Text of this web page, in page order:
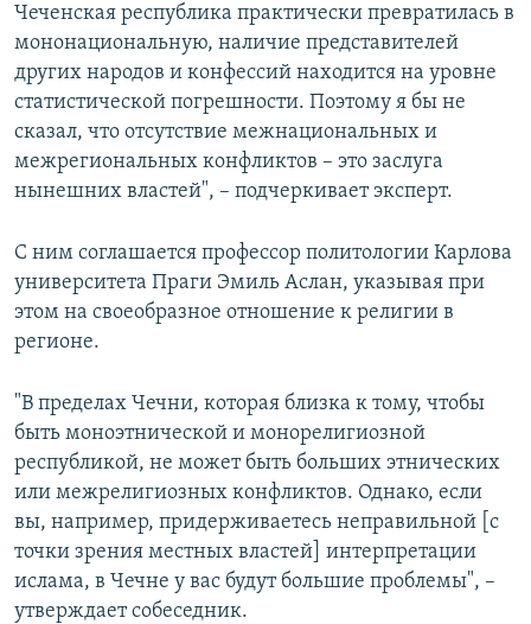
Чеченская республика практически превратилась в
мононациональную, наличие представителей
других народов и конфессий находится на уровне
статистической погрешности. Поэтому я бы не
сказал, что отсутствие межнациональных и
межрегиональных конфликтов – это заслуга
нынешних властей", – подчеркивает эксперт.
С ним соглашается профессор политологии Карлова
университета Праги Эмиль Аслан, указывая при
этом на своеобразное отношение к религии в
регионе.
"В пределах Чечни, которая близка к тому, чтобы
быть моноэтнической и монорелигиозной
республикой, не может быть больших этнических
или межрелигиозных конфликтов. Однако, если
вы, например, придерживаетесь неправильной [с
точки зрения местных властей] интерпретации
ислама, в Чечне у вас будут большие проблемы", –
утверждает собеседник.